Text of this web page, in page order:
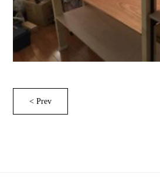
< Prev